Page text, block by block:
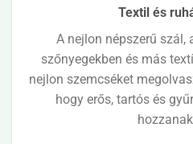
Textil és
A nejlon népszerű szál,
szőnyegekben és más
nejlon szemcséket
hogy erős, tartós és